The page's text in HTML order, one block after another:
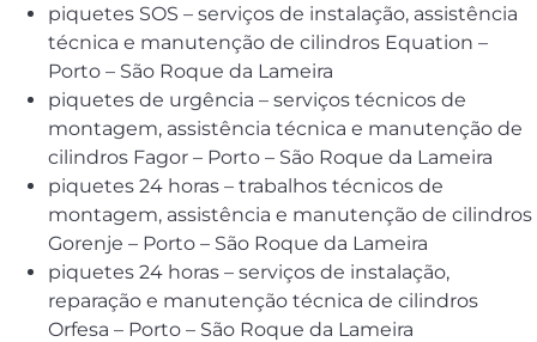
piquetes SOS – serviços de instalação, assistência
técnica e manutenção de cilindros Equation –
Porto – São Roque da Lameira
piquetes de urgência – serviços técnicos de
montagem, assistência técnica e manutenção de
cilindros Fagor – Porto – São Roque da Lameira
piquetes 24 horas – trabalhos técnicos de
montagem, assistência e manutenção de cilindros
Gorenje – Porto – São Roque da Lameira
piquetes 24 horas – serviços de instalação,
reparação e manutenção técnica de cilindros
Orfesa – Porto – São Roque da Lameira